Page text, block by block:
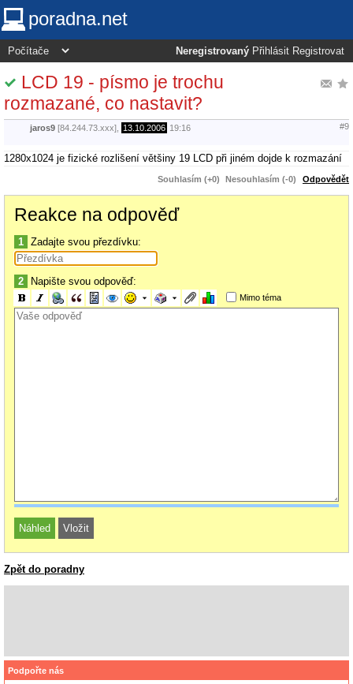
poradna.net
Neregistrovaný Přihlásit Registrovat
LCD 19 - písmo je trochu
rozmazané, co nastavit?
jaros9 [84.244.73.xxx], 13.10.2006 19:16 #9
1280x1024 je fizické rozlišení většiny 19 LCD při jiném dojde k rozmazání
Souhlasím (+0) Nesouhlasím (-0) Odpovědět
Reakce na odpověď
1 Zadajte svou přezdívku:
2 Napište svou odpověď:
Mimo téma
Zpět do poradny
Podpořte nás